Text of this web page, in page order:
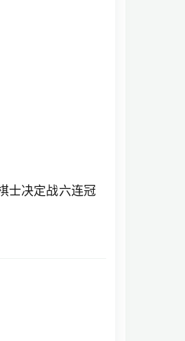
士决定战六连冠